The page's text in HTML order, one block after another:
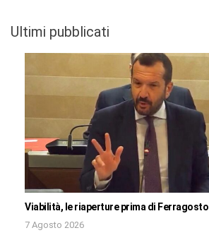
Ultimi pubblicati
Viabilità, le riaperture prima di Ferragosto
7 Agosto 2026